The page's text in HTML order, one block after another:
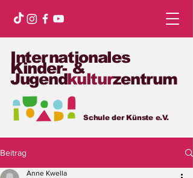
Internationales
Kinder- &
Jugendkulturzentrum
Schule der Künste e.V.
Beitrag
Anne Kwella